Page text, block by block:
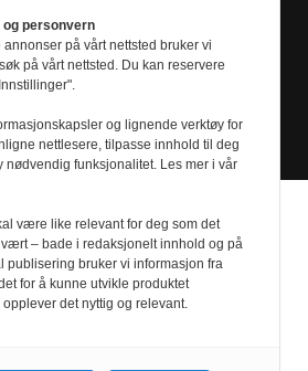
Design- Powered by
personvern
på vårt nettsted bruker vi
på vårt nettsted. Du kan reservere
og lignende verktøy for
nettlesere, tilpasse innhold til deg
nødvendig funksjonalitet. Les mer i vår
være like relevant for deg som det
– bade i redaksjonelt innhold og på
publisering bruker vi informasjon fra
for å kunne utvikle produktet
det nyttig og relevant.